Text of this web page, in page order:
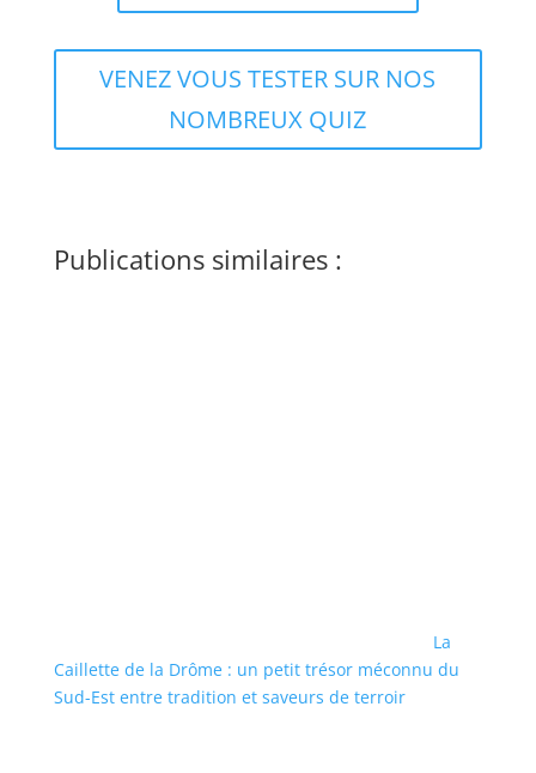
VENEZ VOUS TESTER SUR NOS
NOMBREUX QUIZ
Publications similaires :
La
Caillette de la Drôme : un petit trésor méconnu du
Sud-Est entre tradition et saveurs de terroir